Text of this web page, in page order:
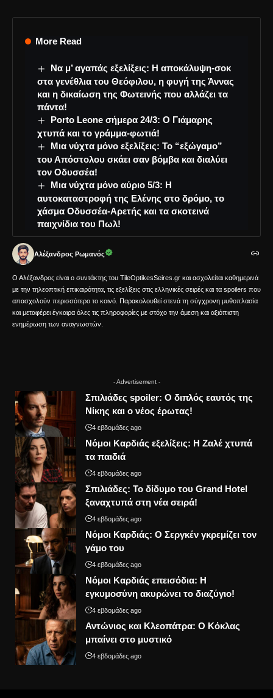
More Read
Να μ’ αγαπάς εξελίξεις: Η αποκάλυψη-σοκ
στα γενέθλια του Θεόφιλου, η φυγή της Άννας
και η δικαίωση της Φωτεινής που αλλάζει τα
πάντα!
Porto Leone σήμερα 24/3: Ο Γιάμαρης
χτυπά και το γράμμα-φωτιά!
Μια νύχτα μόνο εξελίξεις: Το “εξώγαμο”
του Απόστολου σκάει σαν βόμβα και διαλύει
τον Οδυσσέα!
Μια νύχτα μόνο αύριο 5/3: Η
αυτοκαταστροφή της Ελένης στο δρόμο, το
χάσμα Οδυσσέα-Αρετής και τα σκοτεινά
παιχνίδια του Πωλ!
Αλέξανδρος Ρωμανός
Ο Αλέξανδρος είναι ο συντάκτης του TileOptikesSeires.gr και ασχολείται καθημερινά
με την τηλεοπτική επικαιρότητα, τις εξελίξεις στις ελληνικές σειρές και τα spoilers που
απασχολούν περισσότερο το κοινό. Παρακολουθεί στενά τη σύγχρονη μυθοπλασία
και μεταφέρει έγκαιρα όλες τις πληροφορίες με στόχο την άμεση και αξιόπιστη
ενημέρωση των αναγνωστών.
- Advertisement -
Σπιλιάδες spoiler: Ο διπλός εαυτός της
Νίκης και ο νέος έρωτας!
4 εβδομάδες ago
Νόμοι Καρδιάς εξελίξεις: Η Ζαλέ χτυπά
τα παιδιά
4 εβδομάδες ago
Σπιλιάδες: Το δίδυμο του Grand Hotel
ξαναχτυπά στη νέα σειρά!
4 εβδομάδες ago
Νόμοι Καρδιάς: Ο Σεργκέν γκρεμίζει τον
γάμο του
4 εβδομάδες ago
Νόμοι Καρδιάς επεισόδια: Η
εγκυμοσύνη ακυρώνει το διαζύγιο!
4 εβδομάδες ago
Αντώνιος και Κλεοπάτρα: Ο Κόκλας
μπαίνει στο μυστικό
4 εβδομάδες ago